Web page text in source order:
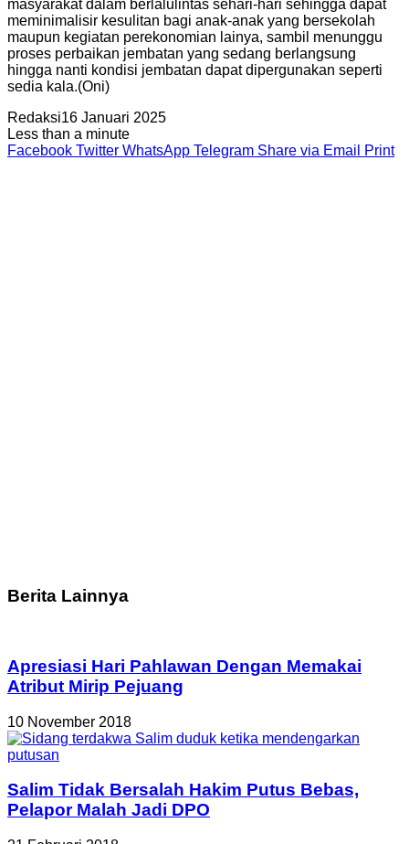
masyarakat dalam berlalulintas sehari-hari sehingga dapat
meminimalisir kesulitan bagi anak-anak yang bersekolah
maupun kegiatan perekonomian lainya, sambil menunggu
proses perbaikan jembatan yang sedang berlangsung
hingga nanti kondisi jembatan dapat dipergunakan seperti
sedia kala.(Oni)
Redaksi16 Januari 2025
Less than a minute
Facebook Twitter WhatsApp Telegram Share via Email Print
Berita Lainnya
Apresiasi Hari Pahlawan Dengan Memakai
Atribut Mirip Pejuang
10 November 2018
Salim Tidak Bersalah Hakim Putus Bebas,
Pelapor Malah Jadi DPO